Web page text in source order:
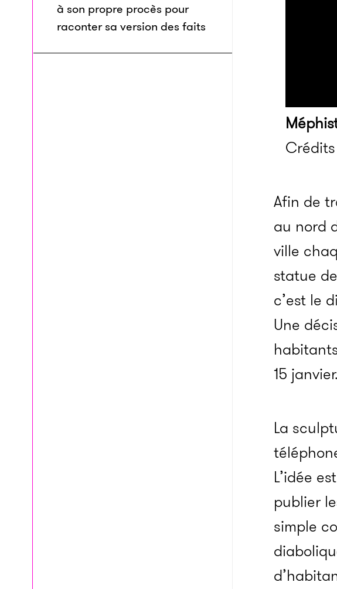
à son propre procès pour
raconter sa version des faits
Afin de
au nord
ville
statue
c’est le
Une
15 janvier.
La
L’idée
publier
simple